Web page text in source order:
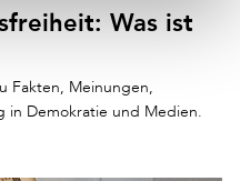
Was ist
Fakten, Meinungen,
in Demokratie und Medien.